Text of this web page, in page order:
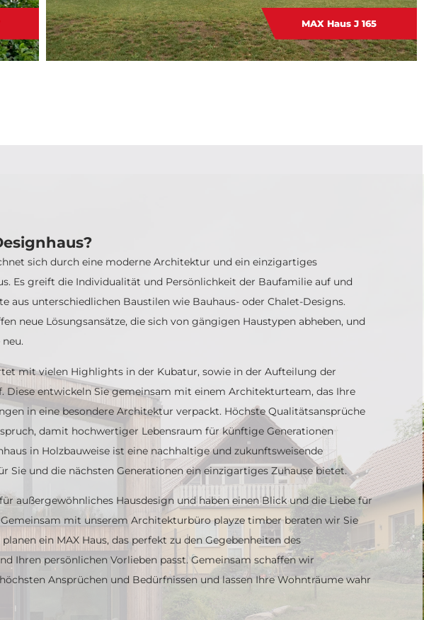
MAX Haus J 165
sich durch eine moderne Architektur und ein einzigartiges
Es greift die Individualität und Persönlichkeit der Baufamilie auf und
aus unterschiedlichen Baustilen wie Bauhaus- oder Chalet-Designs.
neue Lösungsansätze, die sich von gängigen Haustypen abheben, und
mit vielen Highlights in der Kubatur, sowie in der Aufteilung der
Diese entwickeln Sie gemeinsam mit einem Architekturteam, das Ihre
in eine besondere Architektur verpackt. Höchste Qualitätsansprüche
damit hochwertiger Lebensraum für künftige Generationen
in Holzbauweise ist eine nachhaltige und zukunftsweisende
Sie und die nächsten Generationen ein einzigartiges Zuhause bietet.
außergewöhnliches Hausdesign und haben einen Blick und die Liebe für
mit unserem Architekturbüro playze timber beraten wir Sie
ein MAX Haus, das perfekt zu den Gegebenheiten des
Ihren persönlichen Vorlieben passt. Gemeinsam schaffen wir
Ansprüchen und Bedürfnissen und lassen Ihre Wohnträume wahr